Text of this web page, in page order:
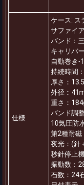
仕様
ケース: ス
サファイ
バンド：
キャリバ
自動巻き-
持続時間
厚さ：
外径：
重さ：
バンド調
10気圧防
第2種耐磁
夜光：(針
秒針停止
振動数：
石数：24